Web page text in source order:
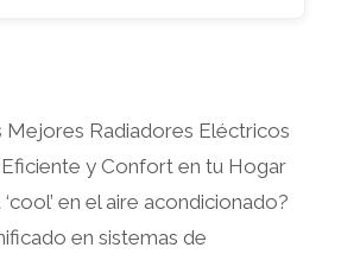
Mejores Radiadores Eléctricos
y Confort en tu Hogar
en el aire acondicionado?
en sistemas de